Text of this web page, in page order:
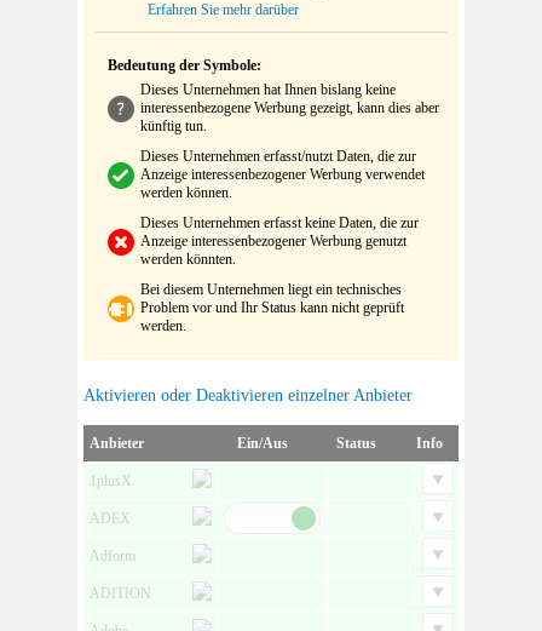
Erfahren Sie mehr darüber
Bedeutung der Symbole:
Dieses Unternehmen hat Ihnen bislang keine
interessenbezogene Werbung gezeigt, kann dies aber
künftig tun.
Dieses Unternehmen erfasst/nutzt Daten, die zur
Anzeige interessenbezogener Werbung verwendet
werden können.
Dieses Unternehmen erfasst keine Daten, die zur
Anzeige interessenbezogener Werbung genutzt
werden könnten.
Bei diesem Unternehmen liegt ein technisches
Problem vor und Ihr Status kann nicht geprüft
werden.